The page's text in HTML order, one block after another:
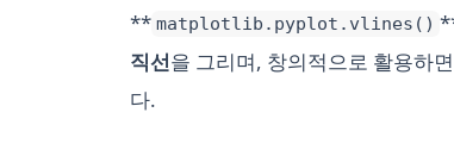
** matplotlib.pyplot.vlines()
직선을 그리며, 창의적으로 활용하
다.